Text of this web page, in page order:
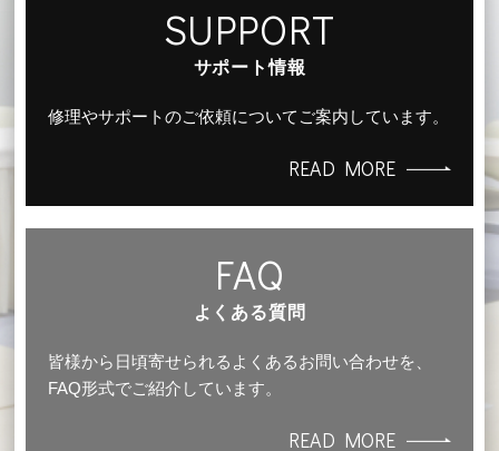
SUPPORT
サポート情報
修理やサポートのご依頼についてご案内しています。
READ MORE
FAQ
よくある質問
皆様から日頃寄せられるよくあるお問い合わせを、
FAQ形式でご紹介しています。
READ MORE